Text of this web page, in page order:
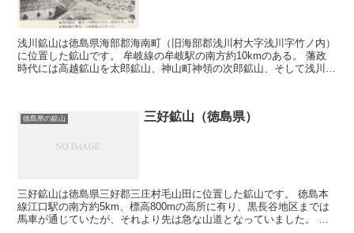
浅川鉱山は徳島県海部郡海南町（旧海部郡浅川村大字浅川字竹ノ内）
に位置した鉱山です。 牟岐線の牟岐駅の南方約10kmのある。 藩政
時代には高越鉱山を太郎鉱山、神山町神領の次郎鉱山、そして浅川鉱
徳島県の鉱山 三好鉱山（徳島県）
三好鉱山は徳島県三好郡三庄村毛山田に位置した鉱山です。 徳島本
線江口駅の南方約5km、標高800mの高所に有り、黒長谷地区までは
馬車が通じていたが、それより先は急な山道となっていました。 三